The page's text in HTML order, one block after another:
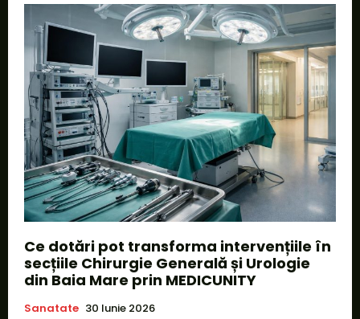
Ce dotări pot transforma intervențiile în
secțiile Chirurgie Generală și Urologie
din Baia Mare prin MEDICUNITY
Sanatate 30 Iunie 2026